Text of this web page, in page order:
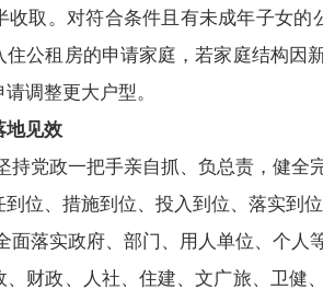
收取。对符合条件且有未成年子女
住公租房的申请家庭，若家庭结构因
调整更大户型。
地见效
持党政一把手亲自抓、负总责，健全
位、措施到位、投入到位、落实到位
面落实政府、部门、用人单位、个人
财政、人社、住建、文广旅、卫健